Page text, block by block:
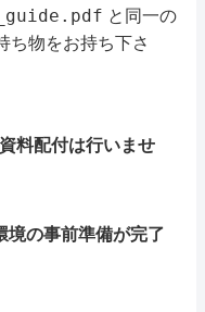
と同一の
ち物をお持ち下さ
料配付は行いませ
境の事前準備が完了